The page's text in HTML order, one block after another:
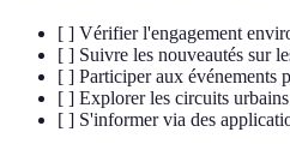
[ ] Vérifier l'engagement
[ ] Suivre les nouveautés sur
[ ] Participer aux événements
[ ] Explorer les circuits urbains
[ ] S'informer via des